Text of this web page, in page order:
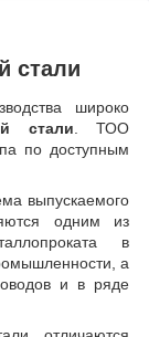
стали
широко
стали. ТОО
по доступным
выпускаемого
одним из
в
а
и в ряде